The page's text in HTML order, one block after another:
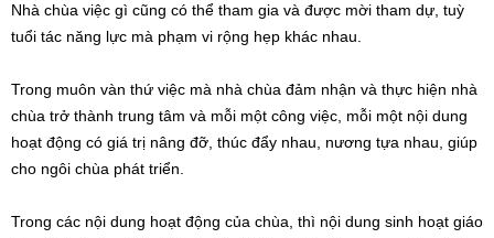
Nhà chùa việc gì cũng có thể tham gia và được mời tham dự, tuỳ
tuổi tác năng lực mà phạm vi rộng hẹp khác nhau.
Trong muôn vàn thứ việc mà nhà chùa đảm nhận và thực hiện nhà
chùa trở thành trung tâm và mỗi một công việc, mỗi một nội dung
hoạt động có giá trị nâng đỡ, thúc đẩy nhau, nương tựa nhau, giúp
cho ngôi chùa phát triển.
Trong các nội dung hoạt động của chùa, thì nội dung sinh hoạt giáo